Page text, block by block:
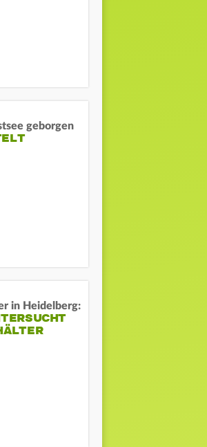
geborgen
in Heidelberg: